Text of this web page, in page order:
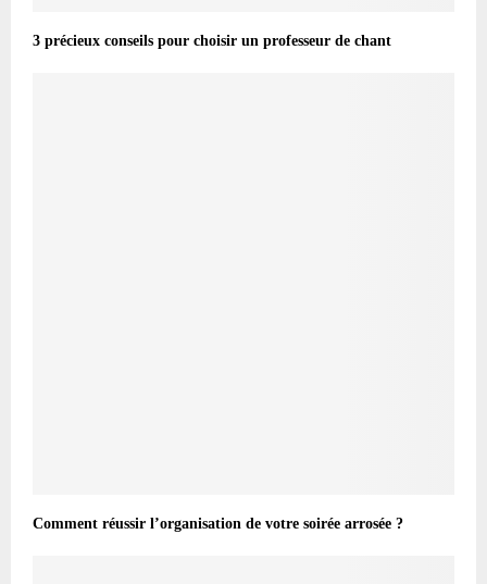
3 précieux conseils pour choisir un professeur de chant
Comment réussir l’organisation de votre soirée arrosée ?